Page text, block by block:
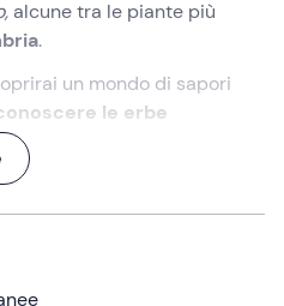
alcune tra le piante più
.
un mondo di sapori
le erbe
così bene e ti lascerai
, maestra generosa e piena di
terra… un’erba alla volta!